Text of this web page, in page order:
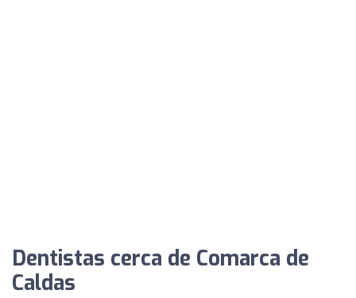
Dentistas cerca de Comarca de
Caldas